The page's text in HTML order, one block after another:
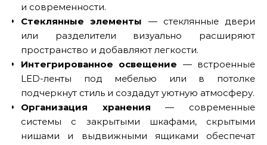
и современности.
Стеклянные элементы — стеклянные двери
или разделители визуально расширяют
пространство и добавляют легкости.
Интегрированное освещение — встроенные
LED-ленты под мебелью или в потолке
подчеркнут стиль и создадут уютную атмосферу.
Организация хранения — современные
системы с закрытыми шкафами, скрытыми
нишами и выдвижными ящиками обеспечат